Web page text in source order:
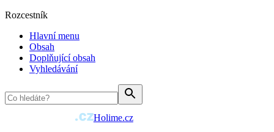
Rozcestník
Hlavní menu
Obsah
Doplňující obsah
Vyhledávání
Holime.cz